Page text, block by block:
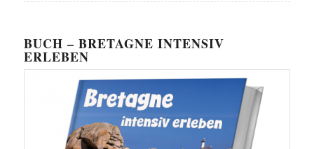
BUCH – BRETAGNE INTENSIV
ERLEBEN